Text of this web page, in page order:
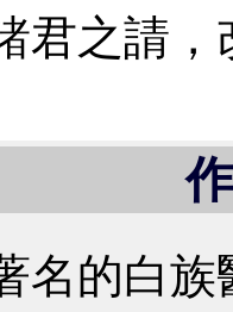
君之請
名的白